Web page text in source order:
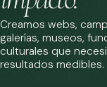
Creamos webs,
galerías, museos,
culturales que
resultados medibles.